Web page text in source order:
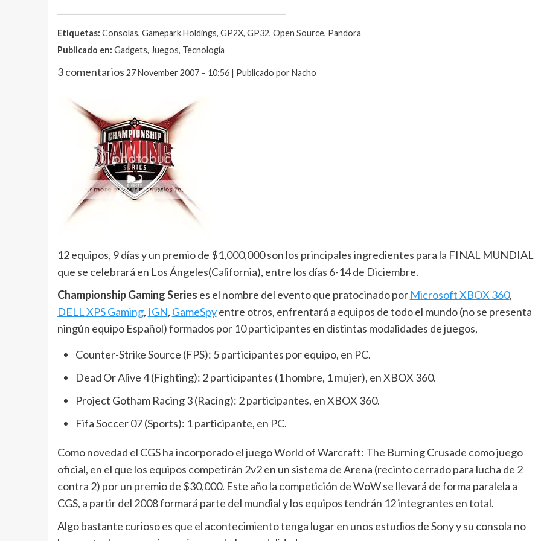
Etiquetas: Consolas, Gamepark Holdings, GP2X, GP32, Open Source, Pandora
Publicado en: Gadgets, Juegos, Tecnología
3 comentarios 27 November 2007 – 10:56 | Publicado por Nacho
12 equipos, 9 días y un premio de $1,000,000 son los principales ingredientes para la FINAL MUNDIAL
que se celebrará en Los Ángeles(California), entre los días 6-14 de Diciembre.
Championship Gaming Series es el nombre del evento que pratocinado por Microsoft XBOX 360,
DELL XPS Gaming, IGN, GameSpyentre otros, enfrentará a equipos de todo el mundo (no se presenta
ningún equipo Español) formados por 10 participantes en distintas modalidades de juegos,
Counter-Strike Source (FPS): 5 participantes por equipo, en PC.
Dead Or Alive 4 (Fighting): 2 participantes (1 hombre, 1 mujer), en XBOX 360.
Project Gotham Racing 3 (Racing): 2 participantes, en XBOX 360.
Fifa Soccer 07 (Sports): 1 participante, en PC.
Como novedad el CGS ha incorporado el juego World of Warcraft: The Burning Crusade como juego
oficial, en el que los equipos competirán 2v2 en un sistema de Arena (recinto cerrado para lucha de 2
contra 2) por un premio de $30,000. Este año la competición de WoW se llevará de forma paralela a
CGS, a partir del 2008 formará parte del mundial y los equipos tendrán 12 integrantes en total.
Algo bastante curioso es que el acontecimiento tenga lugar en unos estudios de Sony y su consola no